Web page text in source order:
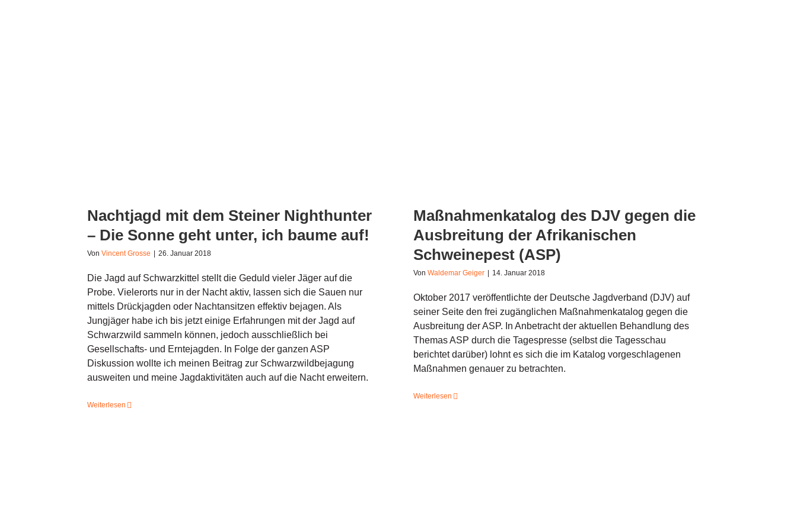
Nachtjagd mit dem Steiner Nighthunter
– Die Sonne geht unter, ich baume auf!
Von Vincent Grosse 26. Januar 2018
Die Jagd auf Schwarzkittel stellt die Geduld vieler Jäger auf die
Probe. Vielerorts nur in der Nacht aktiv, lassen sich die Sauen nur
mittels Drückjagden oder Nachtansitzen effektiv bejagen. Als
Jungjäger habe ich bis jetzt einige Erfahrungen mit der Jagd auf
Schwarzwild sammeln können, jedoch ausschließlich bei
Gesellschafts- und Erntejagden. In Folge der ganzen ASP
Diskussion wollte ich meinen Beitrag zur Schwarzwildbejagung
ausweiten und meine Jagdaktivitäten auch auf die Nacht erweitern.
Weiterlesen
Maßnahmenkatalog des DJV gegen die
Ausbreitung der Afrikanischen
Schweinepest (ASP)
Von Waldemar Geiger 14. Januar 2018
Oktober 2017 veröffentlichte der Deutsche Jagdverband (DJV) auf
seiner Seite den frei zugänglichen Maßnahmenkatalog gegen die
Ausbreitung der ASP. In Anbetracht der aktuellen Behandlung des
Themas ASP durch die Tagespresse (selbst die Tagesschau
berichtet darüber) lohnt es sich die im Katalog vorgeschlagenen
Maßnahmen genauer zu betrachten.
Weiterlesen